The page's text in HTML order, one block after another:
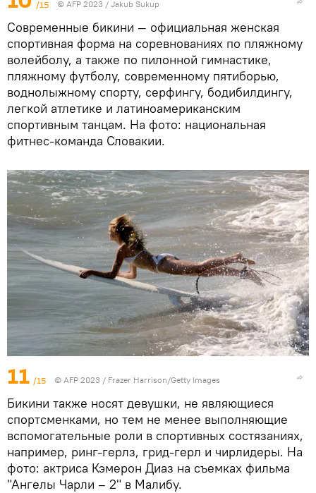
/15 © AFP 2023 / Jakub Sukup
Современные бикини — официальная женская
спортивная форма на соревнованиях по пляжному
волейболу, а также по пилонной гимнастике,
пляжному футболу, современному пятиборью,
воднолыжному спорту, серфингу, бодибилдингу,
легкой атлетике и латиноамериканским
спортивным танцам. На фото: национальная
фитнес-команда Словакии.
11 /15 © AFP 2023 / Frazer Harrison/Getty Images
Бикини также носят девушки, не являющиеся
спортсменками, но тем не менее выполняющие
вспомогательные роли в спортивных состязаниях,
например, ринг-герлз, грид-герл и чирлидеры. На
фото: актриса Кэмерон Диаз на съемках фильма
"Ангелы Чарли – 2" в Малибу.